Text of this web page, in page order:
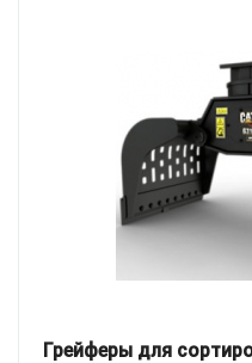
Грейферы для